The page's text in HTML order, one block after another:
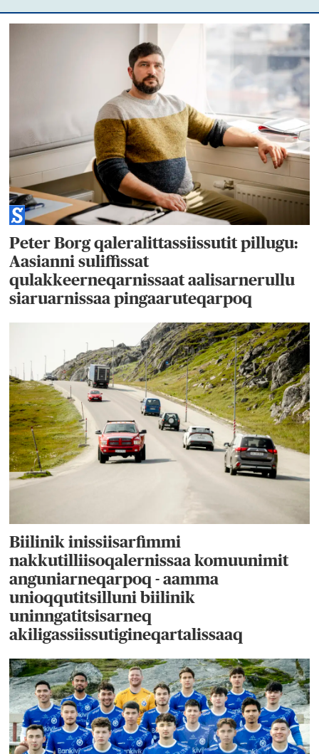
Peter Borg qaleralittassiissutit pillugu:
Aasianni suliffissat
qulakkeerneqarnissaat aalisarnerullu
siaruarnissaa pingaaruteqarpoq
Biilinik inissiisarfimmi
nakkutilliisoqalernissaa komuunimit
anguniarneqarpoq - aamma
unioqqutitsilluni biilinik
uninngatitsisarneq
akiligassiissutigineqartalissaaq